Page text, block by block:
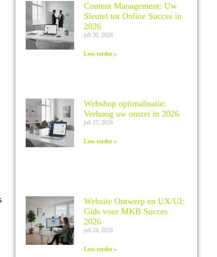
Content Management: Uw
Sleutel tot Online Succes in
2026
juli 30, 2026
Lees verder »
Webshop optimalisatie:
Verhoog uw omzet in 2026
juli 27, 2026
Lees verder »
Website Ontwerp en UX/UI:
Gids voor MKB Succes
2026
juli 24, 2026
Lees verder »